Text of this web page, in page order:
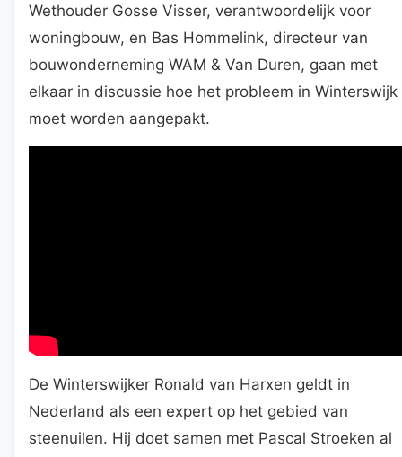
Wethouder Gosse Visser, verantwoordelijk voor
woningbouw, en Bas Hommelink, directeur van
bouwonderneming WAM & Van Duren, gaan met
elkaar in discussie hoe het probleem in Winterswijk
moet worden aangepakt.
De Winterswijker Ronald van Harxen geldt in
Nederland als een expert op het gebied van
steenuilen. Hij doet samen met Pascal Stroeken al